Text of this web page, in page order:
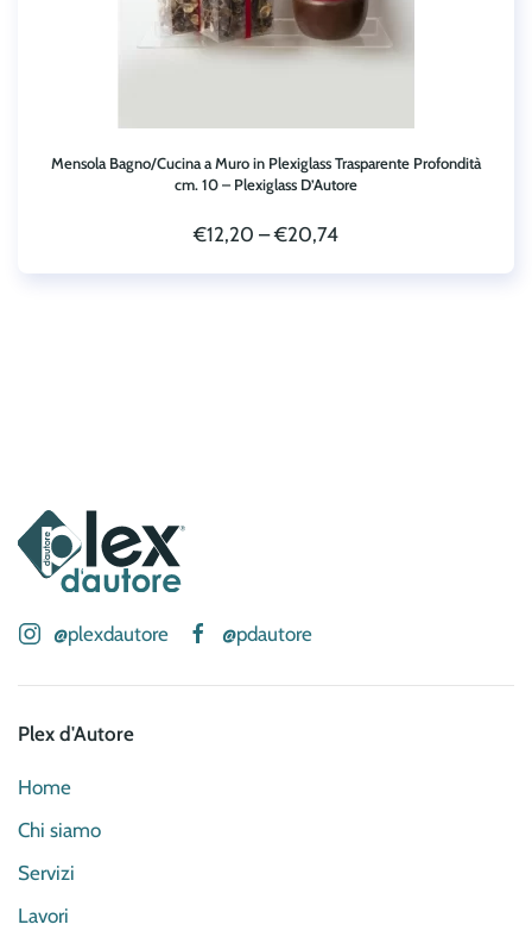
Mensola Bagno/Cucina a Muro in Plexiglass Trasparente Profondità
cm. 10 – Plexiglass D’Autore
€12,20 –€20,74
@plexdautore @pdautore
Plex d'Autore
Home
Chi siamo
Servizi
Lavori